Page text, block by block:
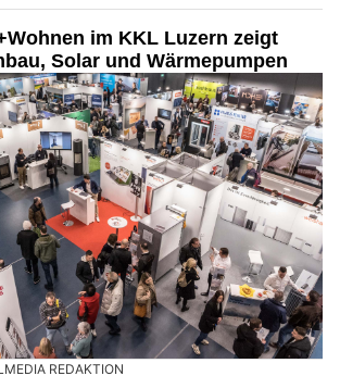
im KKL Luzern zeigt
Solar und Wärmepumpen
REDAKTION